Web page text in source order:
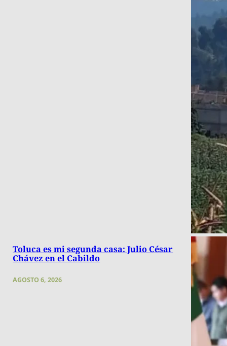
Toluca es mi segunda casa: Julio César
Chávez en el Cabildo
AGOSTO 6, 2026